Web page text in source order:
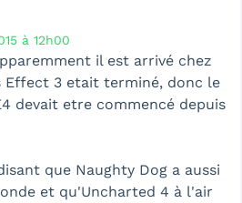
à 12h00
il est arrivé chez
Effect 3 etait terminé, donc le
devait etre commencé depuis
que Naughty Dog a aussi
et qu'Uncharted 4 à l'air